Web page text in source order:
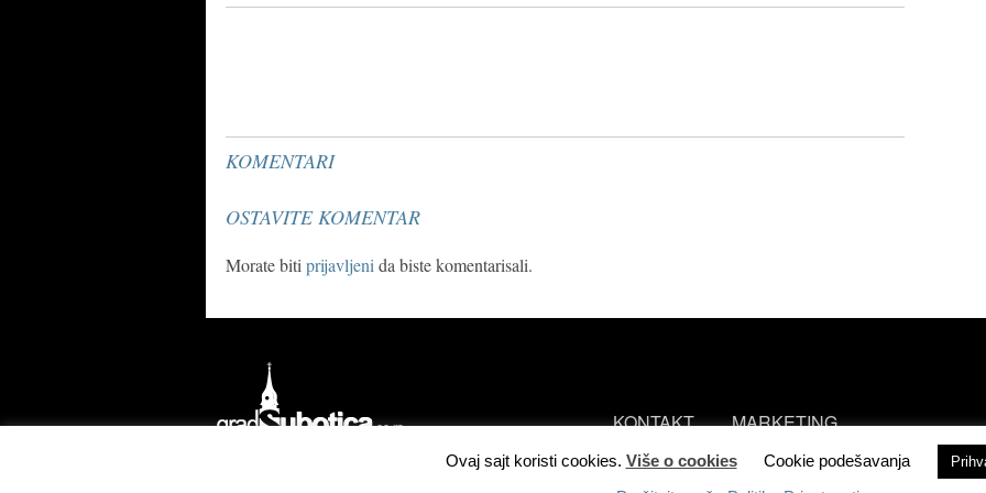
KOMENTARI
OSTAVITE KOMENTAR
Morate biti prijavljeni da biste komentarisali.
KONTAKT MARKETING
Ovaj sajt koristi cookies. Više o cookies Cookie podešavanja